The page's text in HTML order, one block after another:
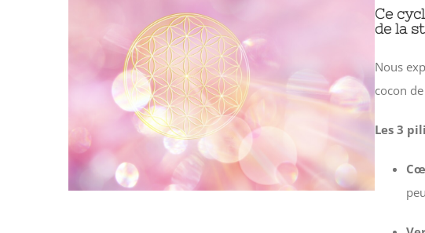
Ce
de la
Nous
cocon
Les 3